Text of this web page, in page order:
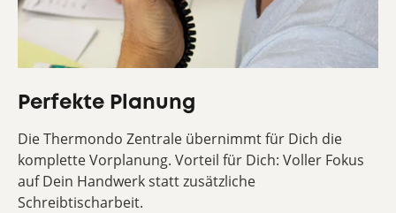
Perfekte Planung
Die Thermondo Zentrale übernimmt für Dich die
komplette Vorplanung. Vorteil für Dich: Voller Fokus
auf Dein Handwerk statt zusätzliche
Schreibtischarbeit.